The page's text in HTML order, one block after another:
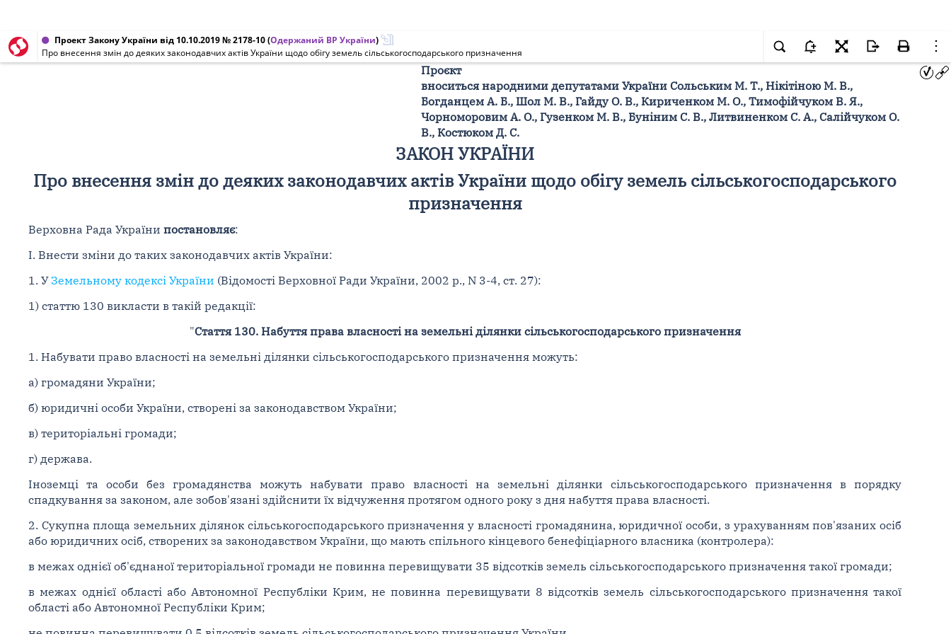
Проект Закону України від 10.10.2019 № 2178-10(Одержаний ВР України)
Про внесення змін до деяких законодавчих актів України щодо обігу земель сільськогосподарського призначення